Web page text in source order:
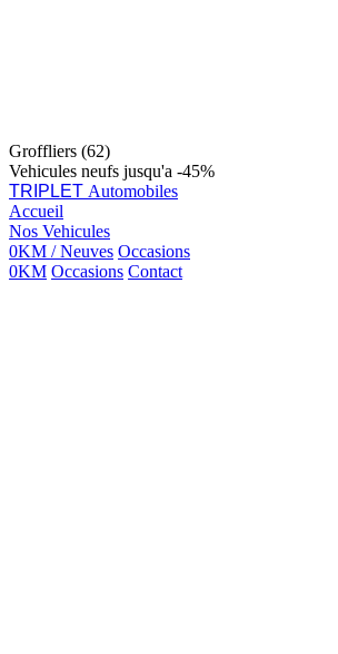
Groffliers (62)
Vehicules neufs jusqu'a -45%
TRIPLET Automobiles
Accueil
Nos Vehicules
0KM / Neuves Occasions
0KM Occasions Contact